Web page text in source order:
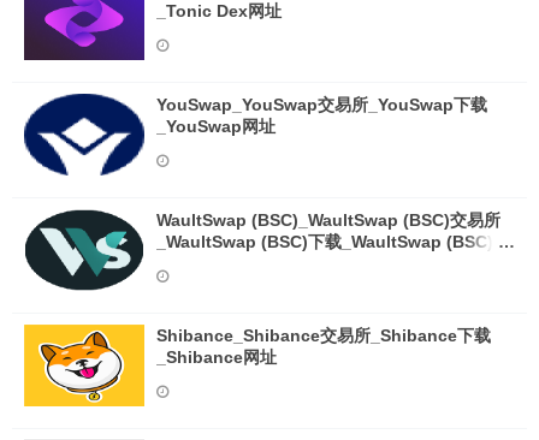
_Tonic Dex网址
YouSwap_YouSwap交易所_YouSwap下载
_YouSwap网址
WaultSwap (BSC)_WaultSwap (BSC)交易所
_WaultSwap (BSC)下载_WaultSwap (BSC)网
Shibance_Shibance交易所_Shibance下载
_Shibance网址